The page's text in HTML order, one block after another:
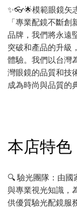
✨👓🌟模範眼鏡矢
「專業配鏡不斷
品牌，我們將永遠
突破和產品的升級
體驗。我們以台灣
灣眼鏡的品質和技
成為時尚與品質的
本店特色
🔍 驗光團隊：由
與專業視光知識，
供優質驗光配鏡服